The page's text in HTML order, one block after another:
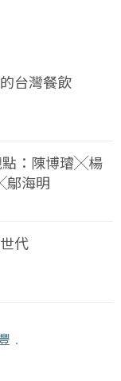
台灣餐飲
點：陳博璿╳楊
海明
代
﹒